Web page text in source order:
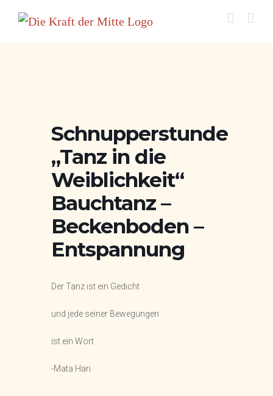
Inhalt
Schnupperstunde
„Tanz in die
Weiblichkeit“
Bauchtanz –
Beckenboden –
Entspannung
Der Tanz ist ein Gedicht
und jede seiner Bewegungen
ist ein Wort
-Mata Hari